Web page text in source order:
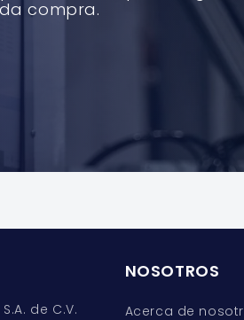
compra.
de C.V.
NOSOTROS
Acerca de